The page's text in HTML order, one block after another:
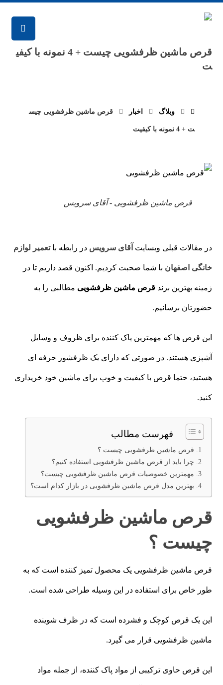
قرص ماشین ظرفشویی چیست + 4 نمونه با کیفی
ت
وبلاگ اخبار قرص ماشین ظرفشویی چیس
ت + 4 نمونه با کیفیت
قرص ماشین ظرفشویی - آقای سرویس
در مقالات قبلی وبسایت آقای سرویس در رابطه باتعمیر لوازم
خانگی اصفهان با شما صحبت کردیم. اکنون قصد داریم تا در
زمینه بهترین برندقرص ماشین ظرفشویی مطالبی را به
حضورتان برسانیم.
این قرص ها که مهمترین پاک کننده برای ظروف و وسایل
آشپزی هستند. در صورتی که دارای یک ظرفشور حرفه ای
هستید، حتما قرص با کیفیت و خوب برای ماشین خود خریداری
کنید.
فهرست مطالب
قرص ماشین ظرفشویی چیست ؟
چرا باید از قرص ماشین ظرفشویی استفاده کنیم؟
مهمترین خصوصیات قرص ماشین ظرفشویی چیست؟
بهترین مدل قرص ماشین ظرفشویی در بازار کدام است؟
قرص ماشین ظرفشویی
چیست ؟
قرص ماشین ظرفشویی یک محصول تمیز کننده است که به
طور خاص برای استفاده در این وسیله طراحی شده است.
این یک قرص کوچک و فشرده است که در ظرف شوینده
ماشین ظرفشویی قرار می گیرد.
این قرص حاوی ترکیبی از مواد پاک کننده، از جمله مواد